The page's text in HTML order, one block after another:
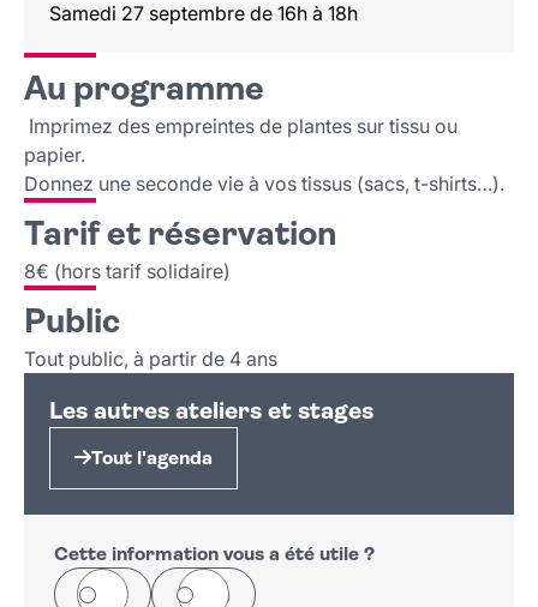
Samedi 27 septembre de 16h à 18h
Au programme
Imprimez des empreintes de plantes sur tissu ou
papier.
Donnez une seconde vie à vos tissus (sacs, t-shirts…).
Tarif et réservation
8€ (hors tarif solidaire)
Public
Tout public, à partir de 4 ans
Les autres ateliers et stages
Tout l'agenda
Cette information vous a été utile ?
Oui Non